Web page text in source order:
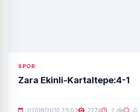
SPOR
Zara Ekinli-Kartaltepe:4-1
02/08/2010 23:03 2274 2 dk 0